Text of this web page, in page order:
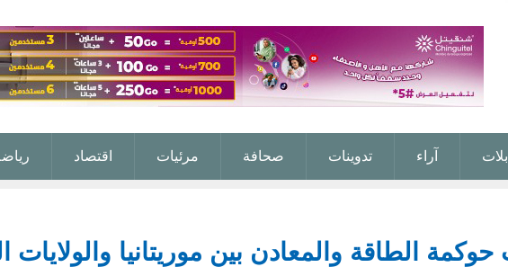
آراء تدوينات صحافة مرئيات اقتصاد
الطاقة والمعادن بين موريتانيا والولايات